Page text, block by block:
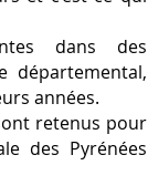
dans des
départemental,
années.
retenus pour
des Pyrénées